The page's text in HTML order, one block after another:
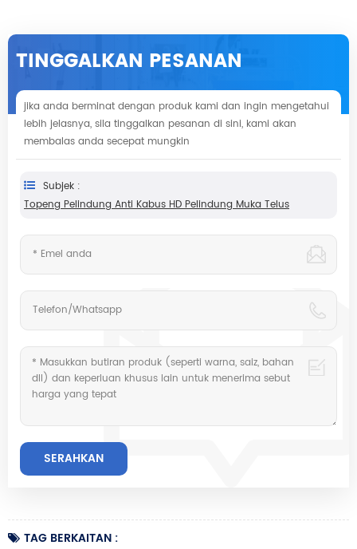
TINGGALKAN PESANAN
jika anda berminat dengan produk kami dan ingin mengetahui
lebih jelasnya, sila tinggalkan pesanan di sini, kami akan
membalas anda secepat mungkin
Subjek :
Topeng Pelindung Anti Kabus HD Pelindung Muka Telus
TAG BERKAITAN :